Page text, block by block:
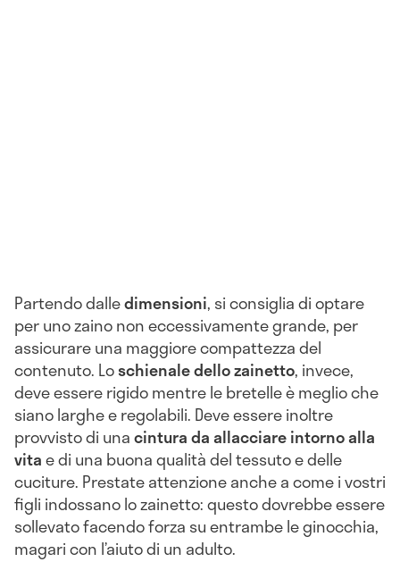
Partendo dalledimensioni, si consiglia di optare
per uno zaino non eccessivamente grande, per
assicurare una maggiore compattezza del
contenuto. Loschienale dello zainetto, invece,
deve essere rigido mentre le bretelle è meglio che
siano larghe e regolabili. Deve essere inoltre
provvisto di unacintura da allacciare intorno alla
vitae di una buona qualità del tessuto e delle
cuciture. Prestate attenzione anche a come i vostri
figli indossano lo zainetto: questo dovrebbe essere
sollevato facendo forza su entrambe le ginocchia,
magari con l’aiuto di un adulto.